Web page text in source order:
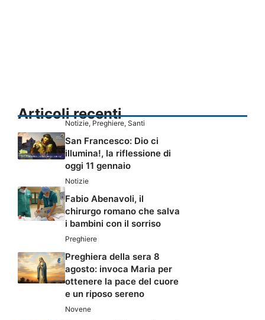
Articoli recenti
Notizie, Preghiere, Santi
San Francesco: Dio ci
illumina!, la riflessione di
oggi 11 gennaio
Notizie
Fabio Abenavoli, il
chirurgo romano che salva
i bambini con il sorriso
Preghiere
Preghiera della sera 8
agosto: invoca Maria per
ottenere la pace del cuore
e un riposo sereno
Novene